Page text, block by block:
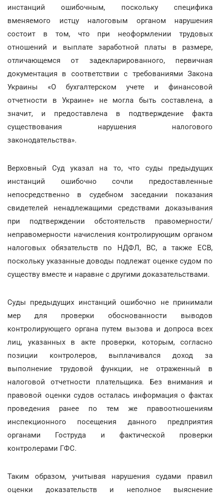
инстанций ошибочным, поскольку специфика
вменяемого истцу налоговым органом нарушения
состоит в том, что при неоформлении трудовых
отношений и выплате заработной платы в размере,
отличающемся от задекларированного, первичная
документация в соответствии с требованиями Закона
Украины «О бухгалтерском учете и финансовой
отчетности в Украине» не могла быть составлена, а
значит, и предоставлена в подтверждение факта
существования нарушения налогового
законодательства».
Верховный Суд указал на то, что суды предыдущих
инстанций ошибочно сочли предоставленные
непосредственно в судебном заседании показания
свидетелей ненадлежащими средствами доказывания
при подтверждении обстоятельств правомерности/
неправомерности начисления контролирующим органом
налоговых обязательств по НДФЛ, ВС, а также ЕСВ,
поскольку указанные доводы подлежат оценке судом по
существу вместе и наравне с другими доказательствами.
Суды предыдущих инстанций ошибочно не принимали
мер для проверки обоснованности выводов
контролирующего органа путем вызова и допроса всех
лиц, указанных в акте проверки, которым, согласно
позиции контролеров, выплачивался доход за
выполнение трудовой функции, не отраженный в
налоговой отчетности плательщика. Без внимания и
правовой оценки судов осталась информация о фактах
проведения ранее по тем же правоотношениям
инспекционного посещения данного предприятия
органами Гоструда и фактической проверки
контролерами ГФС.
Таким образом, учитывая нарушения судами правил
оценки доказательств и неполное выяснение